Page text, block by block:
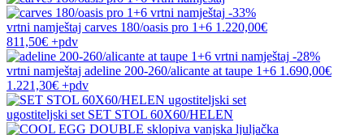
-33%
vrtni namještaj carves 180/oasis pro 1+6 1.220,00€
811,50€ +pdv
-28%
vrtni namještaj adeline 200-260/alicante at taupe 1+6 1.690,00€
1.221,30€ +pdv
ugostiteljski set SET STOL 60X60/HELEN